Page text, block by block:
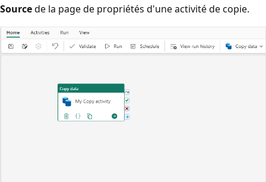
Sourcede la page de propriétés d'une activité de copie.